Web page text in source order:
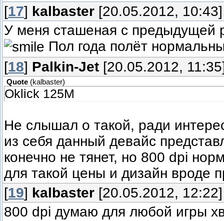
[17] kalbaster [20.05.2012, 10:43]
У меня сташеная с предыдущей
Пол года полёт
[18] Palkin-Jet [20.05.2012,
Quote (kalbaster)
Oklick 125M
Не слышал о такой, ради
из себя данный девайс
конечно не тянет, но 800 dpi
для такой цены и дизайн вроде
[19] kalbaster [20.05.2012, 12:22]
800 dpi думаю для любой игры